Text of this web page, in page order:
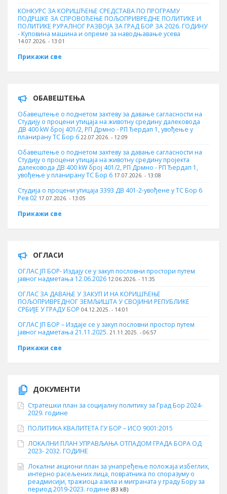
КОНКУРС ЗА КОРИШЋЕЊЕ СРЕДСТАВА ПО ПРОГРАМУ
ПОДРШКЕ ЗА СПРОВОЂЕЊЕ ПОЉОПРИВРЕДНЕ ПОЛИТИКЕ И
ПОЛИТИКЕ РУРАЛНОГ РАЗВОЈА ЗА ГРАД БОР ЗА 2026. ГОДИНУ
- Куповина машина и опреме за наводњавање усева
14.07.2026. - 13:01
Прикажи све
ОБАВЕШТЕЊА
Обавештење о поднетом захтеву за давање сагласности на
Студију о процени утицаја на животну средину далековода
ДВ 400 kW број 401/2, РП Дрмно - РП Ђердап 1, увођење у
планирану ТС Бор 6 22.07.2026. - 12:09
Обавештење о поднетом захтеву за давање сагласности на
Студију о процени утицаја на животну средину пројекта
далековода ДВ 400 kW број 401/2, РП Дрмно - РП Ђердап 1,
увођење у планирану ТС Бор 6 17.07.2026. - 13:08
Студија о процени утицаја 3393 ДВ 401-2-увођене у ТС Бор 6
Рев 02 17.07.2026. - 13:05
Прикажи све
ОГЛАСИ
ОГЛАС ЈП БОР- Издају се у закуп пословни простори путем
јавног надметања 12.06.2026 12.06.2026. - 11:35
ОГЛАС ЗА ДАВАЊЕ У ЗАКУП И НА КОРИШЋЕЊЕ
ПОЉОПРИВРЕДНОГ ЗЕМЉИШТА У СВОЈИНИ РЕПУБЛИКЕ
СРБИЈЕ У ГРАДУ БОР 04.12.2025. - 14:01
ОГЛАС ЈП БОР – Издаје се у закуп пословни простор путем
јавног надметања 21.11.2025. 21.11.2025. - 06:57
Прикажи све
ДОКУМЕНТИ
Стратешки план за социјалну политику за Град Бор 2024-
2029. године
ПОЛИТИКА КВАЛИТЕТА ГУ БОР – ИСО 9001:2015
ЛОКАЛНИ ПЛАН УПРАВЉАЊА ОТПАДОМ ГРАДА БОРА ОД
2023- 2032. ГОДИНЕ
Локални акциони план за унапређење положаја избеглих,
интерно расељених лица, повратника по споразуму о
реадмисији, тражиоца азила и миграната у граду Бору за
период 2019-2023. године (83 kB)